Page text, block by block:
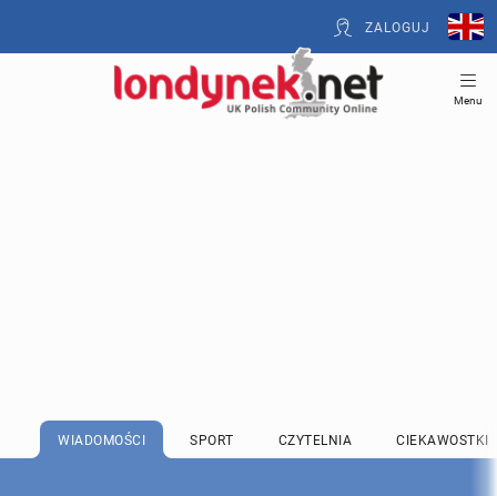
ZALOGUJ
Menu
WIADOMOŚCI SPORT CZYTELNIA CIEKAWOSTKI